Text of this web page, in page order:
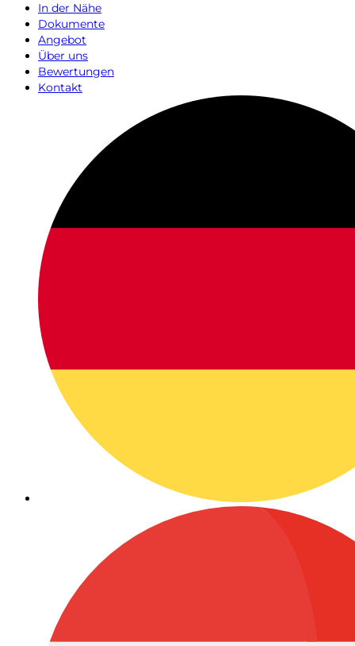
In der Nähe
Dokumente
Angebot
Über uns
Bewertungen
Kontakt